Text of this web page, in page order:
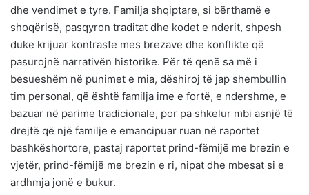
dhe vendimet e tyre. Familja shqiptare, si bërthamë e
shoqërisë, pasqyron traditat dhe kodet e nderit, shpesh
duke krijuar kontraste mes brezave dhe konflikte që
pasurojnë narrativën historike. Për të qenë sa më i
besueshëm në punimet e mia, dëshiroj të jap shembullin
tim personal, që është familja ime e fortë, e ndershme, e
bazuar në parime tradicionale, por pa shkelur mbi asnjë të
drejtë që një familje e emancipuar ruan në raportet
bashkëshortore, pastaj raportet prind-fëmijë me brezin e
vjetër, prind-fëmijë me brezin e ri, nipat dhe mbesat si e
ardhmja jonë e bukur.